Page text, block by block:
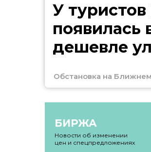
У туристов
появилась
дешевле
Обстановка на
БИРЖА
Новости об изменении
цен и спецпредложениях